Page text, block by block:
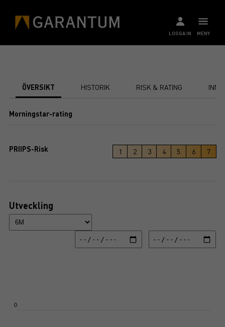
MENY
LOGGA IN
ÖVERSIKT HISTORIK RISK & RATING
Morningstar-rating
PRIIPS-Risk 1 2 3 4 5 6 7
Utveckling
0